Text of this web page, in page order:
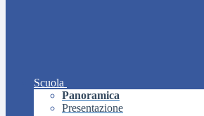
Scuola
Panoramica
Presentazione